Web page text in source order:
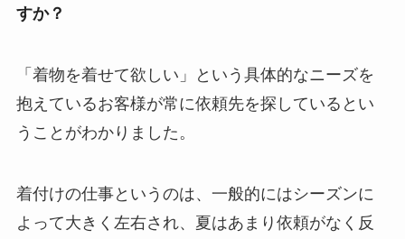
すか？
「着物を着せて欲しい」という具体的なニーズを
抱えているお客様が常に依頼先を探しているとい
うことがわかりました。
着付けの仕事というのは、一般的にはシーズンに
よって大きく左右され、夏はあまり依頼がなく反